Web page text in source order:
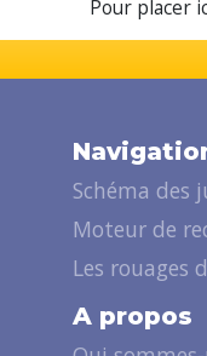
Pour placer
Schéma des
Moteur de
Les rouages
A propos